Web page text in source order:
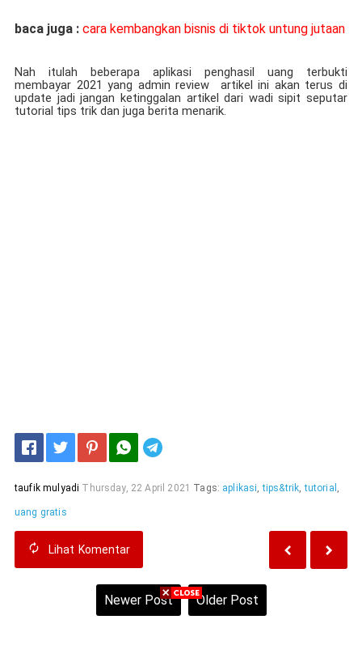
baca juga : cara kembangkan bisnis di tiktok untung jutaan
Nah itulah beberapa aplikasi penghasil uang terbukti
membayar 2021 yang admin review
artikel ini akan terus di
update jadi jangan ketinggalan artikel dari wadi sipit seputar
tutorial tips trik dan juga berita menarik.
taufik mulyadi Thursday, 22 April 2021 Tags: aplikasi,tips&trik,tutorial ,
uang gratis
Lihat Komentar
Newer Post Older Post